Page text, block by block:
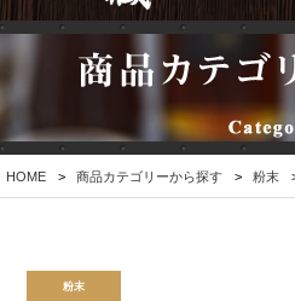
HOME > 商品カテゴリーから探す > 粉末
粉末